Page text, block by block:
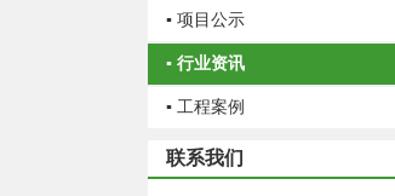
▪ 项目公示
▪ 行业资讯
▪ 工程案例
联系我们